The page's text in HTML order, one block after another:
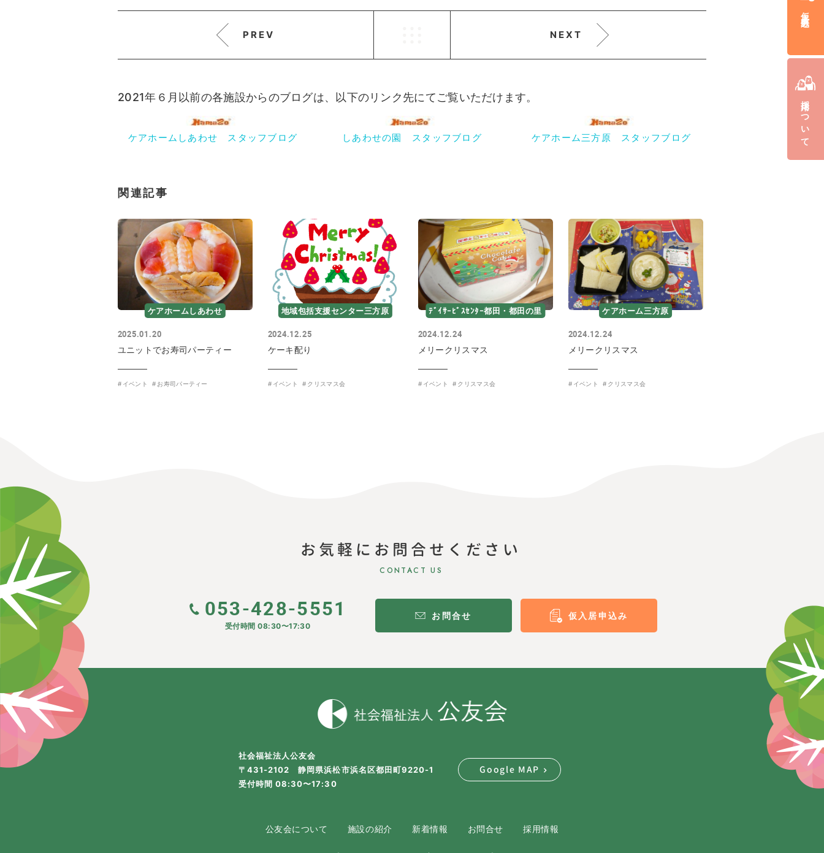
PREV NEXT
2021年６月以前の各施設からのブログは、以下のリンク先にてご覧いただけます。
ケアホームしあわせ スタッフブログ しあわせの園 スタッフブログ ケアホーム三方原 スタッフブログ
関連記事
ケアホームしあわせ
2025.01.20
ユニットでお寿司パーティー
イベント お寿司パーティー
地域包括支援センター三方原
2024.12.25
ケーキ配り
イベント クリスマス会
ﾃﾞｲｻｰﾋﾞｽｾﾝﾀｰ都田・都田の里
2024.12.24
メリークリスマス
イベント クリスマス会
ケアホーム三方原
2024.12.24
メリークリスマス
イベント クリスマス会
仮入居申込み
採用について
お気軽にお問合せください
CONTACT US
053-428-5551
受付時間 08:30〜17:30
お問合せ 仮入居申込み
社会福祉法人公友会
〒431-2102 静岡県浜松市浜名区都田町9220-1
受付時間 08:30〜17:30
Google MAP
公友会について 施設の紹介 新着情報 お問合せ 採用情報